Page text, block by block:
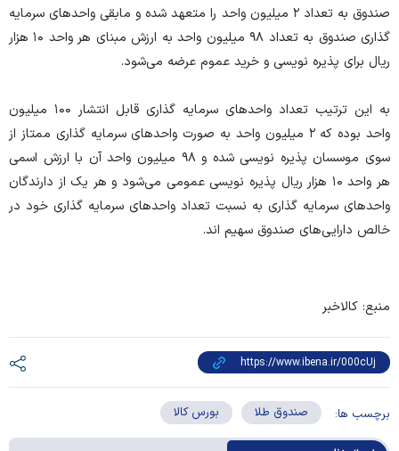
صندوق به تعداد ۲ میلیون واحد را متعهد شده و مابقی واحد‌های سرمایه
گذاری صندوق به تعداد ۹۸ میلیون واحد به ارزش مبنای هر واحد ۱۰ هزار
ریال برای پذیره نویسی و خرید عموم عرضه می‌شود.
به این ترتیب تعداد واحد‌های سرمایه گذاری قابل انتشار ۱۰۰ میلیون
واحد بوده که ۲ میلیون واحد به صورت واحد‌های سرمایه گذاری ممتاز از
سوی موسسان پذیره نویسی شده و ۹۸ میلیون واحد آن با ارزش اسمی
هر واحد ۱۰ هزار ریال پذیره نویسی عمومی می‌شود و هر یک از دارندگان
واحد‌های سرمایه گذاری به نسبت تعداد واحد‌های سرمایه گذاری خود در
خالص دارایی‌های صندوق سهیم اند.
منبع: کالاخبر
برچسب ها: صندوق طلا بورس کالا